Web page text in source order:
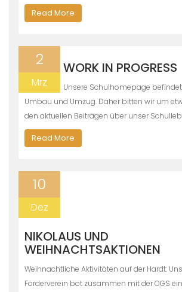
Read More
2
Mrz
WORK IN PROGRESS
Unsere Schulhomepage
Umbau und Umzug. Daher bitten wir um
den aktuellen Beiträgen über unser
Read More
10
Dez
NIKOLAUS UND
WEIHNACHTSAKTIONEN
Weihnachtliche Aktivitäten auf der Hardt:
Förderverein bot zusammen mit der OGS